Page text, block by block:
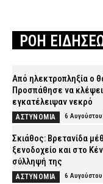
ΡΟΗ
Από ηλεκτροπληξία ο
Προσπάθησε να κλέψει
εγκατέλειψαν νεκρό
ΑΣΤΥΝΟΜΙΑ 6
Σκιάθος: Βρετανίδα
ξενοδοχείο και στο
σύλληψή της
ΑΣΤΥΝΟΜΙΑ 6